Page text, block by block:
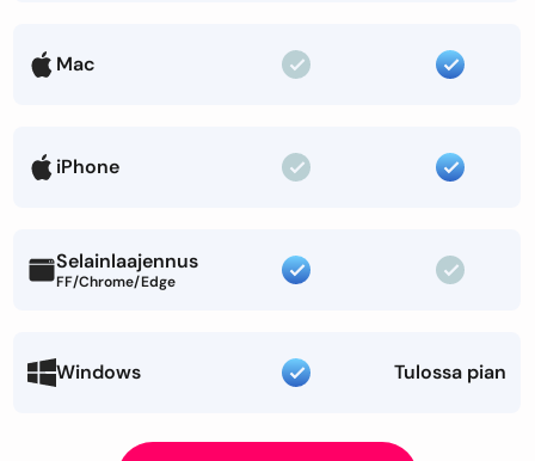
Mac
iPhone
Selainlaajennus
FF/Chrome/Edge
Windows Tulossa pian